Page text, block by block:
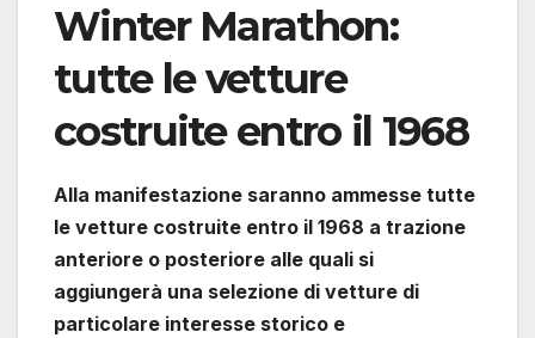
Winter Marathon:
tutte le vetture
costruite entro il 1968
Alla manifestazione saranno ammesse tutte
le vetture costruite entro il 1968 a trazione
anteriore o posteriore alle quali si
aggiungerà una selezione di vetture di
particolare interesse storico e